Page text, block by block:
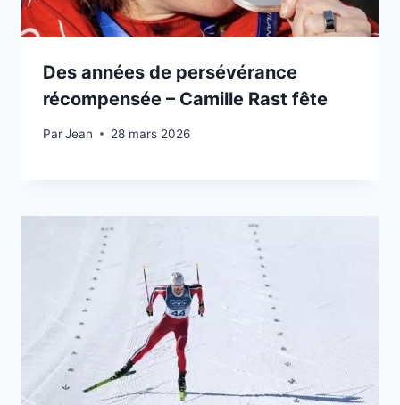
Des années de persévérance
récompensée – Camille Rast fête
ParJean
19 février 202628 mars 2026